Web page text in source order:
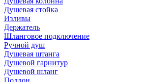
Душевая стойка
Изливы
Держатель
Шланговое подключение
Ручной душ
Душевая штанга
Душевой гарнитур
Душевой шланг
Поддон